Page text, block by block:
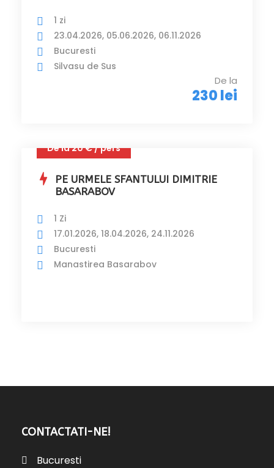
De la
230 lei
1 zi
23.04.2026, 05.06.2026, 06.11.2026
Bucuresti
Silvasu de Sus
De la 20 € / pers
PE URMELE SFANTULUI DIMITRIE
BASARABOV
1 Zi
17.01.2026, 18.04.2026, 24.11.2026
Bucuresti
Manastirea Basarabov
CONTACTATI-NE!
Bucuresti